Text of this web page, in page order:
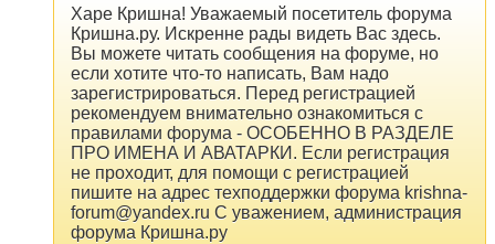
Харе Кришна! Уважаемый посетитель форума
Кришна.ру. Искренне рады видеть Вас здесь.
Вы можете читать сообщения на форуме, но
если хотите что-то написать, Вам надо
зарегистрироваться. Перед регистрацией
рекомендуем внимательно ознакомиться с
правилами форума - ОСОБЕННО В РАЗДЕЛЕ
ПРО ИМЕНА И АВАТАРКИ. Если регистрация
не проходит, для помощи с регистрацией
пишите на адрес техподдержки форума krishna-
forum@yandex.ru С уважением, администрация
форума Кришна.ру